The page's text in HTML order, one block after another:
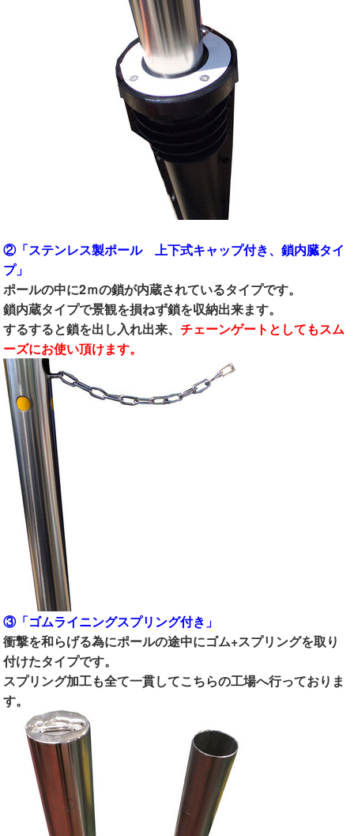
②「ステンレス製ポール 上下式キャップ付き、鎖内臓タイ
プ」
ポールの中に2ｍの鎖が内蔵されているタイプです。
鎖内蔵タイプで景観を損ねず鎖を収納出来ます。
するすると鎖を出し入れ出来、 チェーンゲートとしてもスム
ーズにお使い頂けます。
③「ゴムライニングスプリング付き」
衝撃を和らげる為にポールの途中にゴム+スプリングを取り
付けたタイプです。
スプリング加工も全て一貫してこちらの工場へ行っておりま
す。